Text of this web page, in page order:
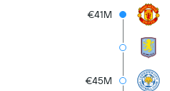
€41M
€45M